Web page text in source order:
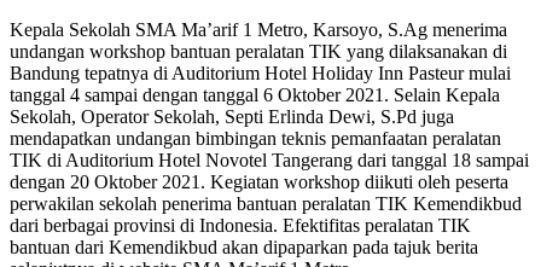
Kepala Sekolah SMA Ma’arif 1 Metro, Karsoyo, S.Ag menerima
undangan workshop bantuan peralatan TIK yang dilaksanakan di
Bandung tepatnya di Auditorium Hotel Holiday Inn Pasteur mulai
tanggal 4 sampai dengan tanggal 6 Oktober 2021. Selain Kepala
Sekolah, Operator Sekolah, Septi Erlinda Dewi, S.Pd juga
mendapatkan undangan bimbingan teknis pemanfaatan peralatan
TIK di Auditorium Hotel Novotel Tangerang dari tanggal 18 sampai
dengan 20 Oktober 2021. Kegiatan workshop diikuti oleh peserta
perwakilan sekolah penerima bantuan peralatan TIK Kemendikbud
dari berbagai provinsi di Indonesia. Efektifitas peralatan TIK
bantuan dari Kemendikbud akan dipaparkan pada tajuk berita